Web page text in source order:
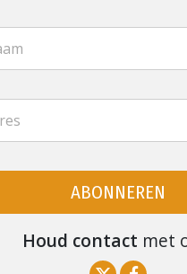
ABONNEREN
Houd contact met